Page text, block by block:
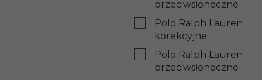
przeciwsłoneczne
Polo Ralph Lauren
korekcyjne
Polo Ralph Lauren
przeciwsłoneczne